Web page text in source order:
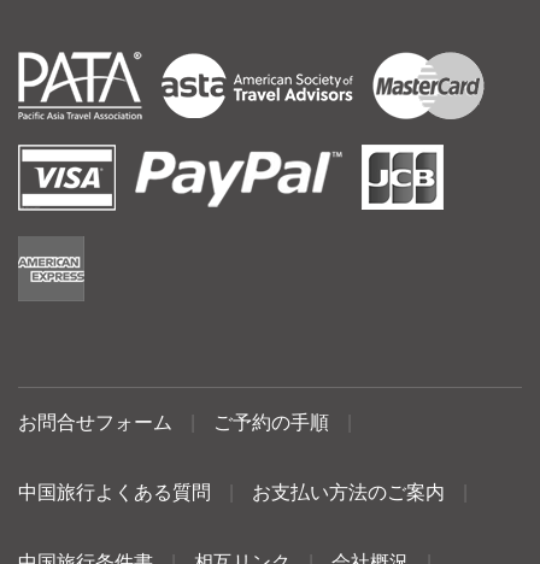
お問合せフォーム ご予約の手順
中国旅行よくある質問 お支払い方法のご案内